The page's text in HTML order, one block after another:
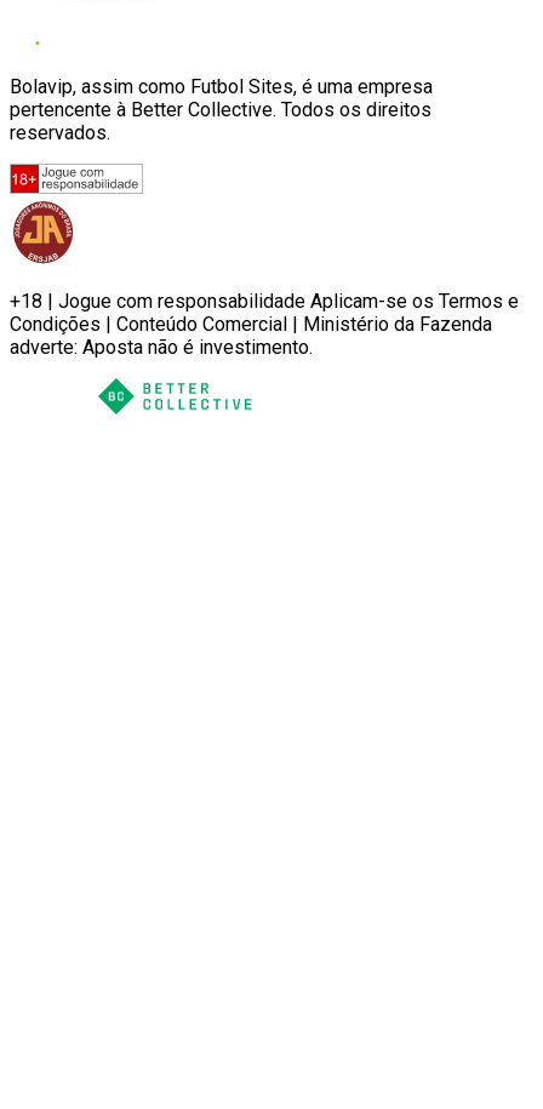
Bolavip, assim como Futbol Sites, é uma empresa
pertencente à Better Collective. Todos os direitos
reservados.
+18 | Jogue com responsabilidade Aplicam-se os Termos e
Condições | Conteúdo Comercial | Ministério da Fazenda
adverte: Aposta não é investimento.